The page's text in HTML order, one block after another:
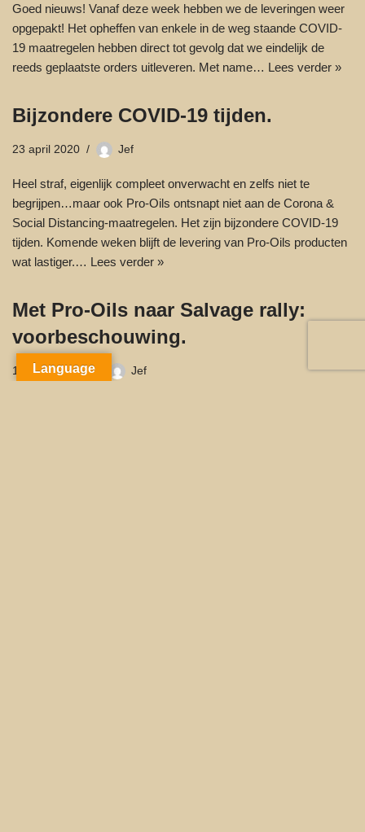
Goed nieuws! Vanaf deze week hebben we de leveringen weer
opgepakt! Het opheffen van enkele in de weg staande COVID-
19 maatregelen hebben direct tot gevolg dat we eindelijk de
reeds geplaatste orders uitleveren. Met name… Lees verder »
Bijzondere COVID-19 tijden.
23 april 2020 Jef
Heel straf, eigenlijk compleet onverwacht en zelfs niet te
begrijpen…maar ook Pro-Oils ontsnapt niet aan de Corona &
Social Distancing-maatregelen. Het zijn bijzondere COVID-19
tijden. Komende weken blijft de levering van Pro-Oils producten
wat lastiger.… Lees verder »
Met Pro-Oils naar Salvage rally:
voorbeschouwing.
14 januari 2020 Jef
Language